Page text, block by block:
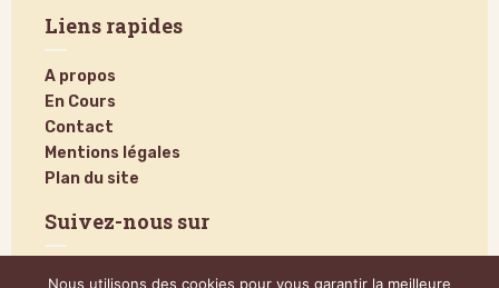
Liens rapides
A propos
En Cours
Contact
Mentions légales
Plan du site
Suivez-nous sur
Nous utilisons des cookies pour vous garantir la meilleure